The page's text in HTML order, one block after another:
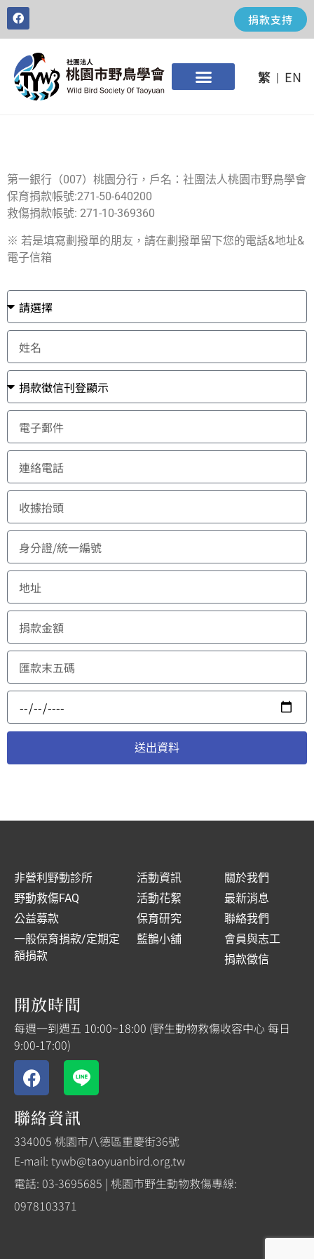
捐款支持
繁 | EN
第一銀行（007）桃園分行，戶名：社團法人桃園市野鳥學會
保育捐款帳號:271-50-640200
救傷捐款帳號: 271-10-369360
※ 若是填寫劃撥單的朋友，請在劃撥單留下您的電話&地址&
電子信箱
送出資料
聯絡資訊
334005 桃園市八德區重慶街36號
E-mail: tywb@taoyuanbird.org.tw
電話: 03-3695685 | 桃園市野生動物救傷專線:
0978103371
開放時間
每週一到週五 10:00~18:00 (野生動物救傷收容中心 每日
9:00-17:00)
關於我們
最新消息
聯絡我們
會員與志工
捐款徵信
活動資訊
活動花絮
保育研究
藍鵲小舖
非營利野動診所
野動救傷FAQ
公益募款
一般保育捐款/定期定
額捐款